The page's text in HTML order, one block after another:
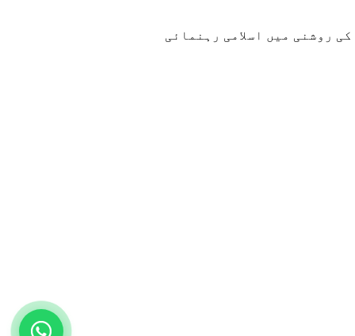
روشنی میں اسلامی رہنمائی